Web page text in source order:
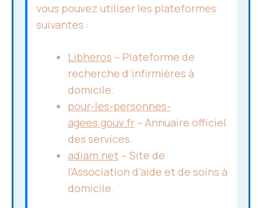
vous pouvez utiliser les plateformes
suivantes :
Libheros – Plateforme de
recherche d’infirmières à
domicile.
pour-les-personnes-
agees.gouv.fr – Annuaire officiel
des services.
adiam.net – Site de
l’Association d’aide et de soins à
domicile.